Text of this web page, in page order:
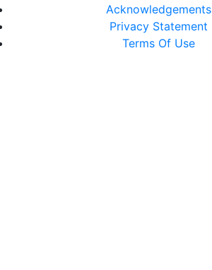
Acknowledgements
Privacy Statement
Terms Of Use